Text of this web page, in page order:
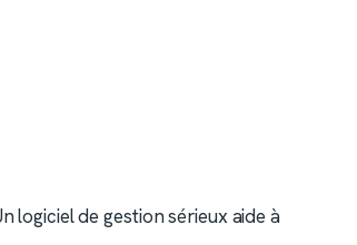
logiciel de gestion sérieux aide à